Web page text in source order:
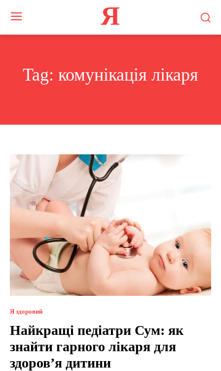
Я
Tag: комунікація лікаря
Я здоровий
Найкращі педіатри Сум: як
знайти гарного лікаря для
здоров’я дитини